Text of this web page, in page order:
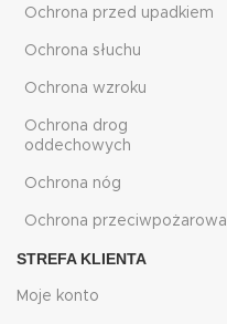
Ochrona przed upadkiem
Ochrona słuchu
Ochrona wzroku
Ochrona drog
oddechowych
Ochrona nóg
Ochrona przeciwpożarowa
STREFA KLIENTA
Moje konto